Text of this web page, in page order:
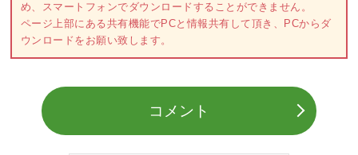
め、スマートフォンでダウンロードすることができません。
ページ上部にある共有機能でPCと情報共有して頂き、PCからダ
ウンロードをお願い致します。
コメント